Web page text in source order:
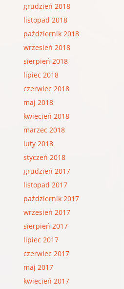
grudzień 2018
listopad 2018
październik 2018
wrzesień 2018
sierpień 2018
lipiec 2018
czerwiec 2018
maj 2018
kwiecień 2018
marzec 2018
luty 2018
styczeń 2018
grudzień 2017
listopad 2017
październik 2017
wrzesień 2017
sierpień 2017
lipiec 2017
czerwiec 2017
maj 2017
kwiecień 2017